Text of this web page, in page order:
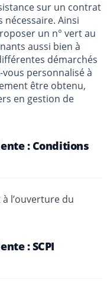
sur un contrat
nécessaire. Ainsi
un n° vert au
aussi bien à
démarchés
personnalisé à
être obtenu,
en gestion de
: Conditions
l’ouverture du
: SCPI